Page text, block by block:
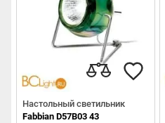
Настольный светильник
Fabbian D57B03 43